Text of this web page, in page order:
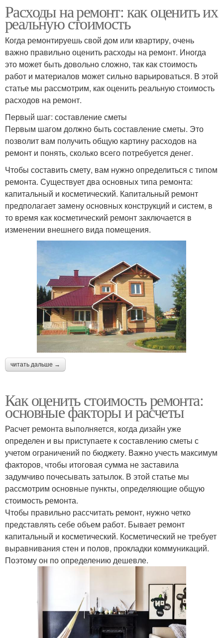
Расходы на ремонт: как оценить их
реальную стоимость
Когда ремонтируешь свой дом или квартиру, очень
важно правильно оценить расходы на ремонт. Иногда
это может быть довольно сложно, так как стоимость
работ и материалов может сильно варьироваться. В этой
статье мы рассмотрим, как оценить реальную стоимость
расходов на ремонт.
Первый шаг: составление сметы
Первым шагом должно быть составление сметы. Это
позволит вам получить общую картину расходов на
ремонт и понять, сколько всего потребуется денег.
Чтобы составить смету, вам нужно определиться с типом
ремонта. Существует два основных типа ремонта:
капитальный и косметический. Капитальный ремонт
предполагает замену основных конструкций и систем, в
то время как косметический ремонт заключается в
изменении внешнего вида помещения.
читать дальше →
Как оценить стоимость ремонта:
основные факторы и расчеты
Расчет ремонта выполняется, когда дизайн уже
определен и вы приступаете к составлению сметы с
учетом ограничений по бюджету. Важно учесть максимум
факторов, чтобы итоговая сумма не заставила
задумчиво почесывать затылок. В этой статье мы
рассмотрим основные пункты, определяющие общую
стоимость ремонта.
Чтобы правильно рассчитать ремонт, нужно четко
представлять себе объем работ. Бывает ремонт
капитальный и косметический. Косметический не требует
выравнивания стен и полов, прокладки коммуникаций.
Поэтому он по определению дешевле.